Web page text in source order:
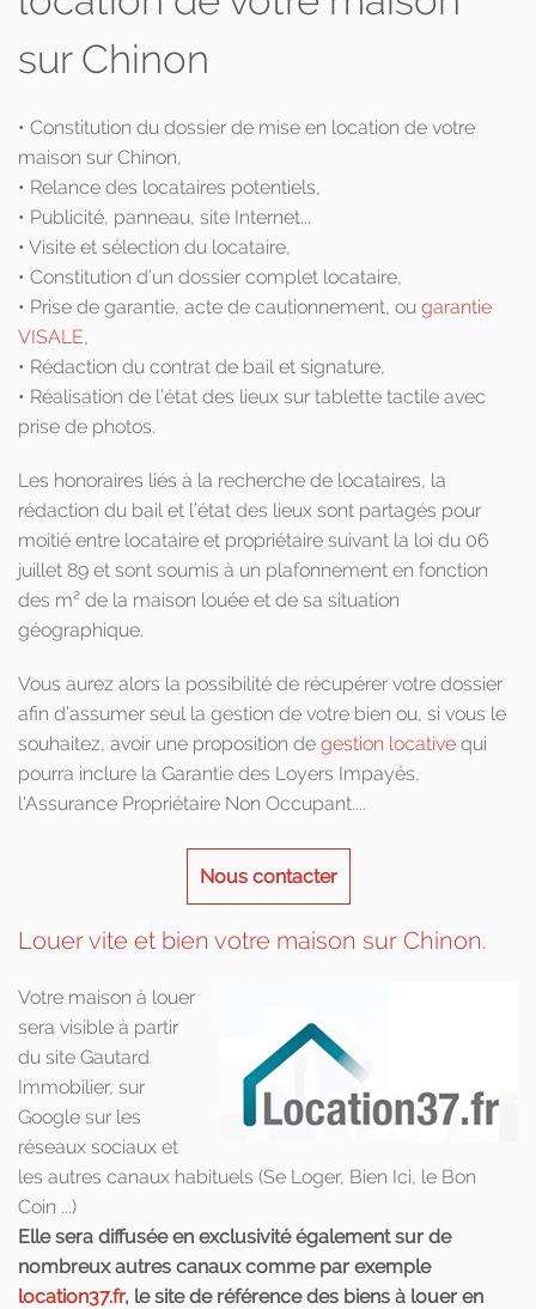
sur Chinon
• Constitution du dossier de mise en location de votre
maison sur Chinon,
• Relance des locataires potentiels,
• Publicité, panneau, site Internet...
• Visite et sélection du locataire,
• Constitution d’un dossier complet locataire,
• Prise de garantie, acte de cautionnement, ou garantie
VISALE,
• Rédaction du contrat de bail et signature,
• Réalisation de l’état des lieux sur tablette tactile avec
prise de photos.
Les honoraires liés à la recherche de locataires, la
rédaction du bail et l’état des lieux sont partagés pour
moitié entre locataire et propriétaire suivant la loi du 06
juillet 89 et sont soumis à un plafonnement en fonction
des m² de la maison louée et de sa situation
géographique.
Vous aurez alors la possibilité de récupérer votre dossier
afin d’assumer seul la gestion de votre bien ou, si vous le
souhaitez, avoir une proposition de gestion locative qui
pourra inclure la Garantie des Loyers Impayés,
l'Assurance Propriétaire Non Occupant....
Nous contacter
Louer vite et bien votre maison sur Chinon.
Votre maison à louer
sera visible à partir
du site Gautard
Immobilier, sur
Google sur les
réseaux sociaux et
les autres canaux habituels (Se Loger, Bien Ici, le Bon
Coin ...)
Elle sera diffusée en exclusivité également sur de
nombreux autres canaux comme par exemple
location37.fr, le site de référence des biens à louer en